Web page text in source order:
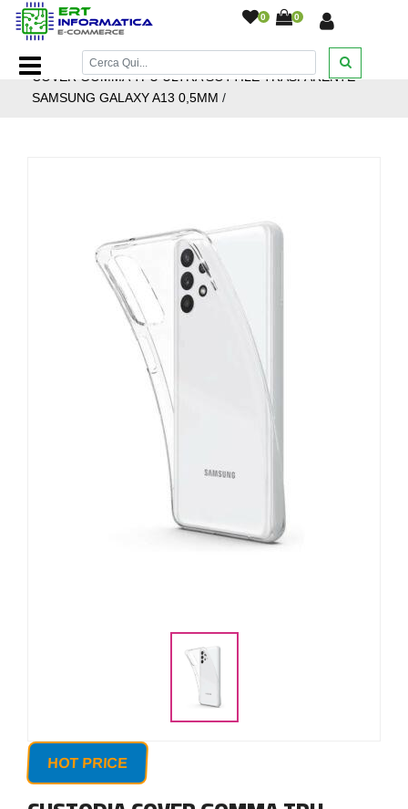
0 0
Home Page/Accessori cellulari/Custodie/CUSTODIA
COVER GOMMA TPU ULTRA SOTTILE TRASPARENTE
SAMSUNG GALAXY A13 0,5MM /
HOT PRICE